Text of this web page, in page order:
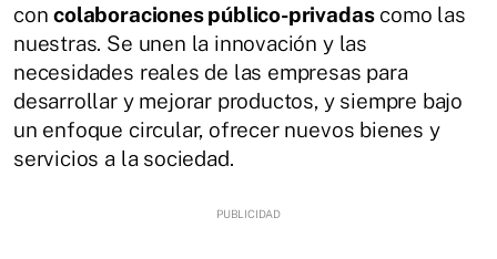
concolaboraciones público-privadascomo las
nuestras. Se unen la innovación y las
necesidades reales de las empresas para
desarrollar y mejorar productos, y siempre bajo
un enfoque circular, ofrecer nuevos bienes y
servicios a la sociedad.